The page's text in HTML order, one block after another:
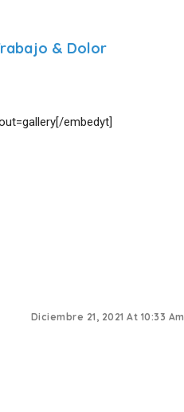
& Dolor
embedyt]
Diciembre 21, 2021 At 10:33 Am